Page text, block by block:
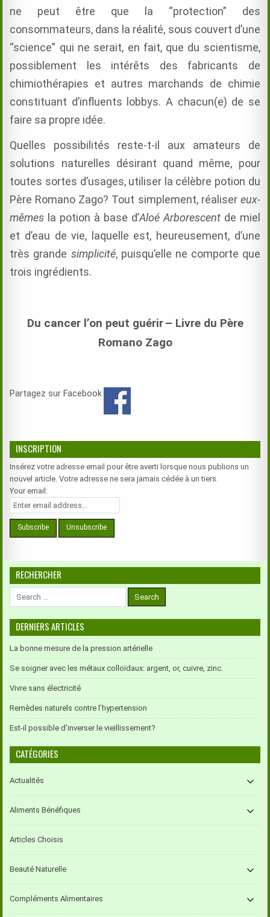
ne peut être que la “protection” des
consommateurs, dans la réalité, sous couvert d’une
“science” qui ne serait, en fait, que du scientisme,
possiblement les intérêts des fabricants de
chimiothérapies et autres marchands de chimie
constituant d’influents lobbys. A chacun(e) de se
faire sa propre idée.
Quelles possibilités reste-t-il aux amateurs de
solutions naturelles désirant quand même, pour
toutes sortes d’usages, utiliser la célèbre potion du
Père Romano Zago? Tout simplement, réaliser eux-
mêmes la potion à base d’Aloé Arborescentde miel
et d’eau de vie, laquelle est, heureusement, d’une
très grande simplicité, puisqu’elle ne comporte que
trois ingrédients.
Du cancer l’on peut guérir– Livre du Père
Romano Zago
Partagez sur Facebook
INSCRIPTION
Insérez votre adresse email pour être averti lorsque nous publions un
nouvel article. Votre adresse ne sera jamais cédée à un tiers.
Your email:
RECHERCHER
DERNIERS ARTICLES
La bonne mesure de la pression artérielle
Se soigner avec les métaux colloïdaux: argent, or, cuivre, zinc.
Vivre sans électricité
Remèdes naturels contre l’hypertension
Est-il possible d’inverser le vieillissement?
CATÉGORIES
Actualités
Aliments Bénéfiques
Articles Choisis
Beauté Naturelle
Compléments Alimentaires